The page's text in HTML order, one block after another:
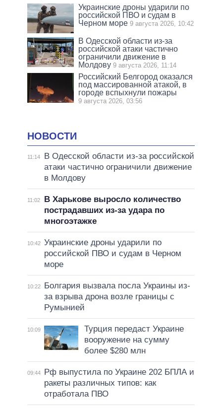
Украинские дроны ударили по
российской ПВО и судам в
Черном море 9 августа 2026, 10:42
В Одесской области из-за
российской атаки частично
ограничили движение в
Молдову 9 августа 2026, 11:14
Российский Белгород оказался
под массированной атакой, в
городе вспыхнули пожары
9 августа 2026, 03:56
НОВОСТИ
11:14
В Одесской области из-за российской
атаки частично ограничили движение
в Молдову
11:02
В Харькове выросло количество
пострадавших из-за удара по
многоэтажке
10:42 Украинские дроны ударили по
российской ПВО и судам в Черном
море
10:22
Болгария вызвала посла Украины из-
за взрыва дрона возле границы с
Румынией
10:09
Турция передаст Украине
вооружение на сумму
более $280 млн
09:44
Рф выпустила по Украине 202 БПЛА и
ракеты различных типов: как
отработала ПВО